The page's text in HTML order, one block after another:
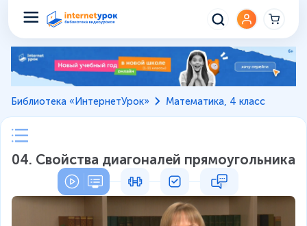
Библиотека «ИнтернетУрок» Математика, 4 класс
04. Свойства диагоналей прямоугольника